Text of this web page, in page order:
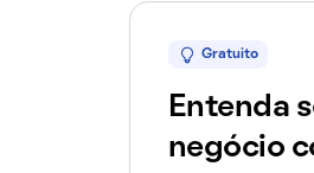
Gratuito
Entenda
negócio